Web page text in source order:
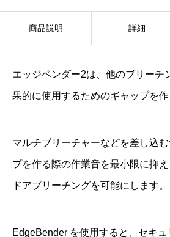
商品説明 詳細
エッジベンダー2は、他のブリーチ
果的に使用するためのギャップを作
マルチブリーチャーなどを差し込
プを作る際の作業音を最小限に抑
ドアブリーチングを可能にします。
EdgeBender を使用すると、セキ